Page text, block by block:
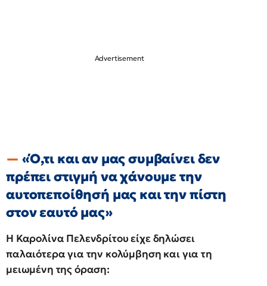
«Ό,τι και αν μας συμβαίνει δεν
πρέπει στιγμή να χάνουμε την
αυτοπεποίθησή μας και την πίστη
στον εαυτό μας»
Η Καρολίνα Πελενδρίτου είχε δηλώσει
παλαιότερα για την κολύμβηση και για τη
μειωμένη της όραση: